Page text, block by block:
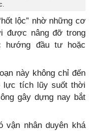
lộc” nhờ những cơ
được nâng đỡ trong
hướng đầu tư hoặc
này không chỉ đến
lực tích lũy suốt thời
gây dựng nay bắt
vận nhân duyên khá